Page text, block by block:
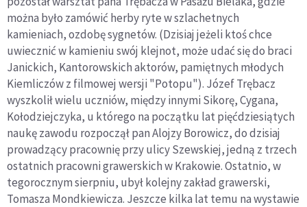
można było zamówić herby ryte w szlachetnych
kamieniach, ozdobę sygnetów. (Dzisiaj jeżeli ktoś chce
uwiecznić w kamieniu swój klejnot, może udać się do braci
Janickich, Kantorowskich aktorów, pamiętnych młodych
Kiemliczów z filmowej wersji "Potopu"). Józef Trębacz
wyszkolił wielu uczniów, między innymi Sikorę, Cygana,
Kołodziejczyka, u którego na początku lat pięćdziesiątych
naukę zawodu rozpoczął pan Alojzy Borowicz, do dzisiaj
prowadzący pracownię przy ulicy Szewskiej, jedną z trzech
ostatnich pracowni grawerskich w Krakowie. Ostatnio, w
tegorocznym sierpniu, ubył kolejny zakład grawerski,
Tomasza Mondkiewicza. Jeszcze kilka lat temu na wystawie